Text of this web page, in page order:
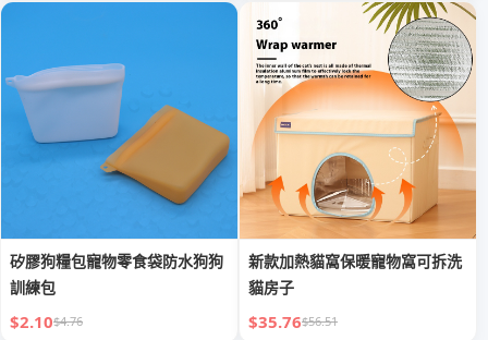
矽膠狗糧包寵物零食袋防水狗狗
訓練包
$2.10$4.76
新款加熱貓窩保暖寵物窩可拆洗
貓房子
$35.76$56.51